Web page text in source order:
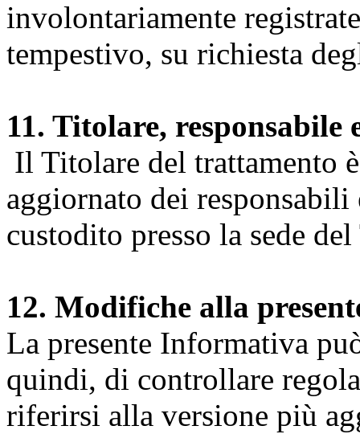
involontariamente
tempestivo, su richiesta
11. Titolare, responsabile
Il Titolare del trattamento
aggiornato dei
custodito presso la sede
12. Modifiche alla
La presente Informativa
quindi, di controllare
riferirsi alla versione più